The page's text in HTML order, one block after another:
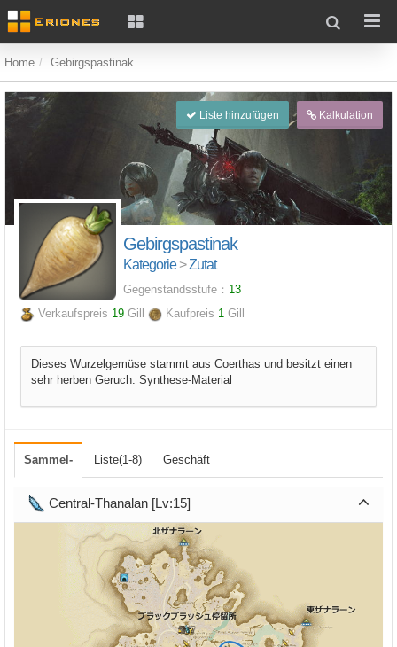
Home Gebirgspastinak
Liste hinzufügen Kalkulation
Gebirgspastinak
Kategorie>Zutat
Gegenstandsstufe： 13
Verkaufspreis 19 Gill Kaufpreis 1 Gill
Dieses Wurzelgemüse stammt aus Coerthas und besitzt einen
sehr herben Geruch. Synthese-Material
Sammel- Liste(1-8) Geschäft
Central-Thanalan [Lv:15]